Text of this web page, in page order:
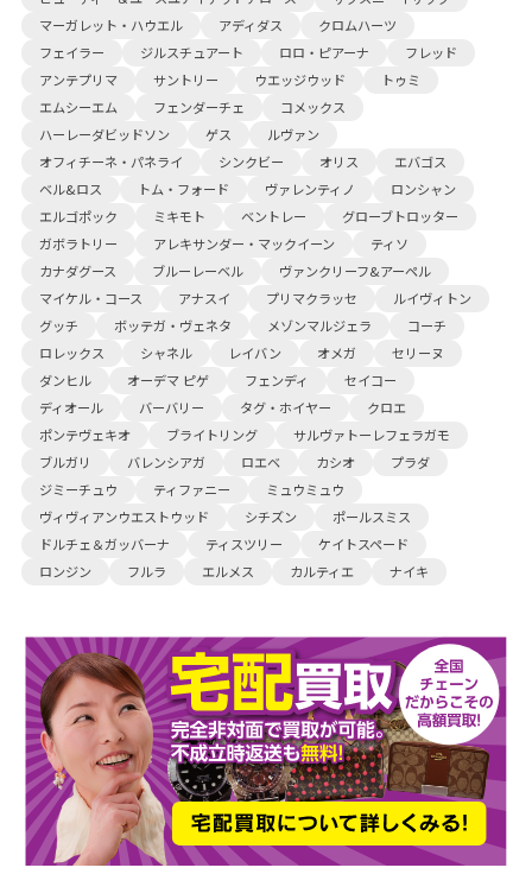
マーガレット・ハウエル
アディダス
クロムハーツ
フェイラー
ジルスチュアート ロロ・ピアーナ
フレッド
アンテプリマ
サントリー ウエッジウッド
トゥミ
エムシーエム
フェンダーチェ
コメックス
ハーレーダビッドソン
ゲス
ルヴァン
オフィチーネ・パネライ
シンクビー オリス
エバゴス
ベル&ロス
トム・フォード ヴァレンティノ
ロンシャン
エルゴポック
ミキモト ベントレー
グローブトロッター
ガボラトリー
アレキサンダー・マックイーン
ティソ
カナダグース
ブルーレーベル
ヴァンクリーフ&アーペル
マイケル・コース
アナスイ プリマクラッセ
ルイヴィトン
グッチ
ボッテガ・ヴェネタ メゾンマルジェラ
コーチ
ロレックス
シャネル レイバン オメガ
セリーヌ
ダンヒル
オーデマ ピゲ フェンディ
セイコー
ディオール
バーバリー タグ・ホイヤー
クロエ
ポンテヴェキオ
ブライトリング
サルヴァトーレフェラガモ
ブルガリ
バレンシアガ ロエベ カシオ
プラダ
ジミーチュウ
ティファニー
ミュウミュウ
ヴィヴィアンウエストウッド
シチズン
ポールスミス
ドルチェ＆ガッバーナ
ティスツリー
ケイトスペード
ロンジン
フルラ エルメス カルティエ ナイキ